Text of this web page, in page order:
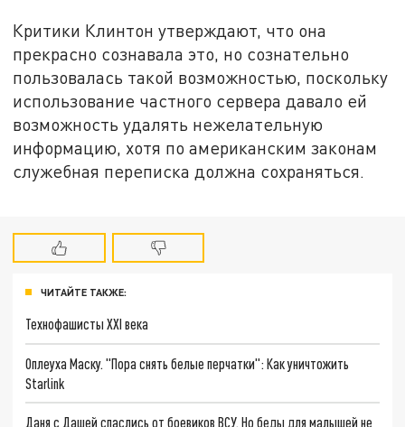
Критики Клинтон утверждают, что она
прекрасно сознавала это, но сознательно
пользовалась такой возможностью, поскольку
использование частного сервера давало ей
возможность удалять нежелательную
информацию, хотя по американским законам
служебная переписка должна сохраняться.
ЧИТАЙТЕ ТАКЖЕ:
Технофашисты XXI века
Оплеуха Маску. "Пора снять белые перчатки": Как уничтожить
Starlink
Даня с Дашей спаслись от боевиков ВСУ. Но беды для малышей не